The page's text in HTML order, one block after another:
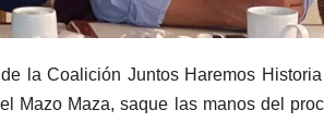
la Coalición Juntos Haremos
Mazo Maza, saque las manos del